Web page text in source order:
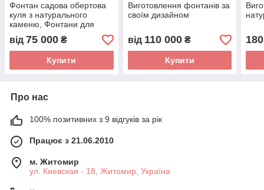
Фонтан садова обертова
куля з натурального
каменю, Фонтани для
приміщень, Фонтан
плавальна куля,
встановлення
від 75 000 ₴
Купити
Виготовлення фонтанів за
своїм дизайном
від 110 000₴
Купити
Про нас
100% позитивних з 9 відгуків за рік
Працює з 21.06.2010
м. Житомир
ул. Киевская - 18, Житомир, Україна